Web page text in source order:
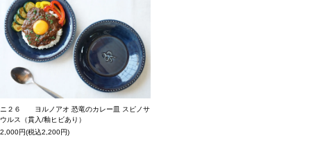
ニ２６ ヨルノアオ 恐竜のカレー皿 スピノサ
ウルス（貫入/釉ヒビあり）
2,000円(税込2,200円)